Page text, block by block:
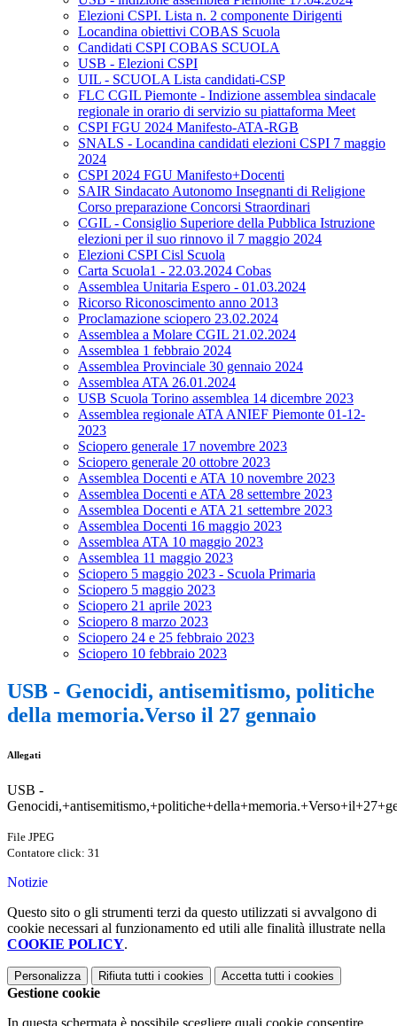
Elezioni CSPI. Lista n. 2 componente Dirigenti
Locandina obiettivi COBAS Scuola
Candidati CSPI COBAS SCUOLA
USB - Elezioni CSPI
UIL - SCUOLA Lista candidati-CSP
FLC CGIL Piemonte - Indizione assemblea sindacale
regionale in orario di servizio su piattaforma Meet
CSPI FGU 2024 Manifesto-ATA-RGB
SNALS - Locandina candidati elezioni CSPI 7 maggio
2024
CSPI 2024 FGU Manifesto+Docenti
SAIR Sindacato Autonomo Insegnanti di Religione
Corso preparazione Concorsi Straordinari
CGIL - Consiglio Superiore della Pubblica Istruzione
elezioni per il suo rinnovo il 7 maggio 2024
Elezioni CSPI Cisl Scuola
Carta Scuola1 - 22.03.2024 Cobas
Assemblea Unitaria Espero - 01.03.2024
Ricorso Riconoscimento anno 2013
Proclamazione sciopero 23.02.2024
Assemblea a Molare CGIL 21.02.2024
Assemblea 1 febbraio 2024
Assemblea Provinciale 30 gennaio 2024
Assemblea ATA 26.01.2024
USB Scuola Torino assemblea 14 dicembre 2023
Assemblea regionale ATA ANIEF Piemonte 01-12-
2023
Sciopero generale 17 novembre 2023
Sciopero generale 20 ottobre 2023
Assemblea Docenti e ATA 10 novembre 2023
Assemblea Docenti e ATA 28 settembre 2023
Assemblea Docenti e ATA 21 settembre 2023
Assemblea Docenti 16 maggio 2023
Assemblea ATA 10 maggio 2023
Assemblea 11 maggio 2023
Sciopero 5 maggio 2023 - Scuola Primaria
Sciopero 5 maggio 2023
Sciopero 21 aprile 2023
Sciopero 8 marzo 2023
Sciopero 24 e 25 febbraio 2023
Sciopero 10 febbraio 2023
USB - Genocidi, antisemitismo, politiche
della memoria.Verso il 27 gennaio
Allegati
USB -
File JPEG
Contatore click: 31
Notizie
Questo sito o gli strumenti terzi da questo utilizzati si avvalgono di
cookie necessari al funzionamento ed utili alle finalità illustrate nella
COOKIE POLICY.
Personalizza Rifiuta tutti i cookies Accetta tutti i cookies
Gestione cookie